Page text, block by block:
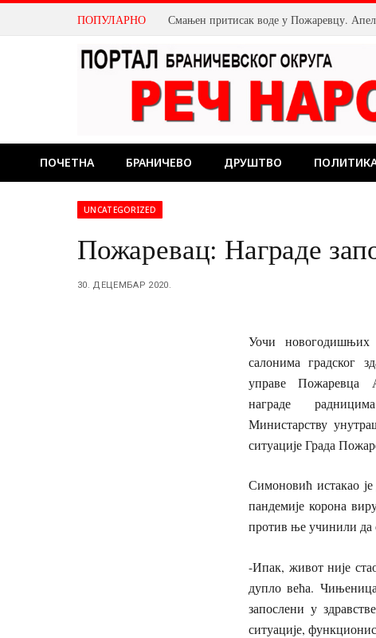
ПОПУЛАРНО
ПОЧЕТНА БРАНИЧЕВО ДРУШТВО
UNCATEGORIZED
Пожаревац: Награде
30. ДЕЦЕМБАР 2020.
Уочи
салонима градског
управе Пожаревца
награде
Министарству
ситуације Града
Симоновић истакао
пандемије корона
против ње учинили да
-Ипак, живот није
дупло већа.
запослени у
ситуације,